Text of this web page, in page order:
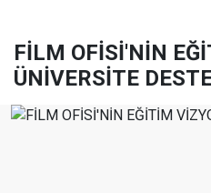
FİLM OFİSİ'NİN
ÜNİVERSİTE